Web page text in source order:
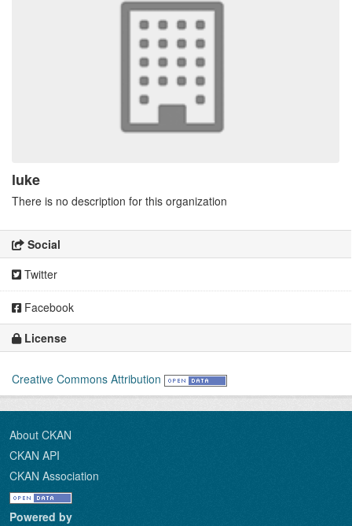
luke
There is no description for this organization
Social
Twitter
Facebook
License
Creative Commons Attribution
About CKAN
CKAN API
CKAN Association
Powered by